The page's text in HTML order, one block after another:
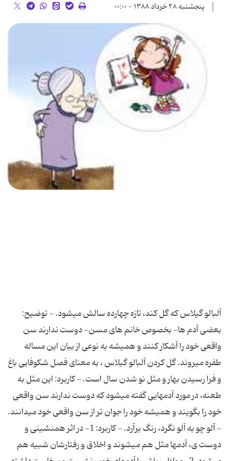
پنجشنبه ۲۸ خرداد ۱۳۸۸ - ۰۰:۰۰
آلبالو گیلاس که گل کند، تازه چهارده سالش می‏شود. - توضیح:
بعضی آدم‏ ها- بخصوص خانم‏ های مسن- دوست ندارند سن
واقعی خود را آشکار کنند و همیشه به نوعی از بیان این مساله
طفره می‏روند. گل کردن آلبالو گیلاس ، به معنای فصل شکوفایی باغ
و فرا رسیدن بهار و مثل نو شدن سال است. - کاربرد: این مثل به
طعنه، در مورد آدم‏هایی گفته می‏شود که دوست ندارند سن واقعی
خود را بگویند و همیشه خود را جوان تر از سن واقعی خود می‏دانند.
- آلو چو به آلو نگرد، رنگ برآرد. - کاربرد: 1- در اثر همنشینی و
دوست ی، آدم‏ها مثل هم می‏شوند و اخلاق و رفتارشان شبیه هم